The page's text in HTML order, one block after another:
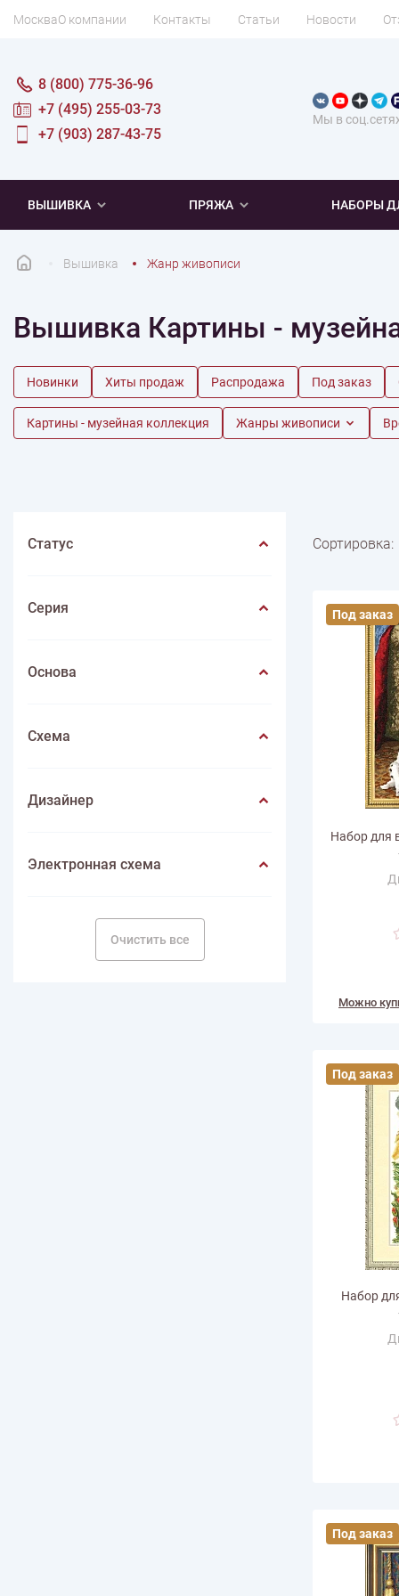
МоскваО компании Контакты Статьи Новости
Мы в
8 (800) 775-36-96
+7 (495) 255-03-73
+7 (903) 287-43-75
ВЫШИВКА
Новинки
Хиты продаж Распродажа Под заказ
ПО ТЕМАТИКЕ
Весна
Лето Животные Фрукты Иконы Насекомые
ПРЯЖА
Новинки
Распродажа Летняя пряжа Мягкая
ПО ПРОИЗВОДИТЕЛЮ
НАБОРЫ
Микровышивка
Наборы для вязания одежды Наборы
Мулине
Нитки DMC Нитки Madeira Нитки Rico Design
ДЛЯ РУКОДЕЛИЯ
Нитки швейные
Иглы Игольницы Лупы
Вышивка Жанр живописи
Вышивка Картины -
Новинки Хиты продаж Распродажа Под заказ
Картины - музейная коллекция Жанры живописи
Статус
Серия
Основа
Схема
Дизайнер
Электронная схема
Очистить все
Сортировка:
Набор для
Можно
Под заказ
Набор
Под заказ
Под заказ